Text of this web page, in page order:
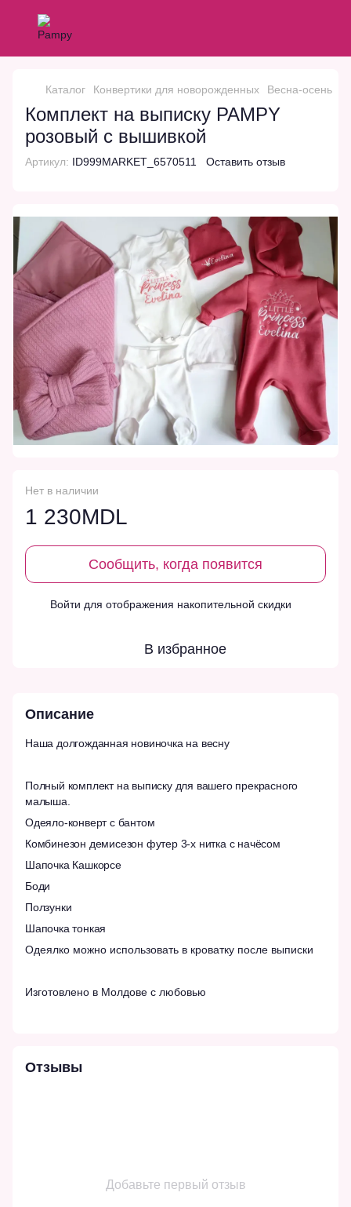
Каталог Конвертики для новорожденных Весна-осень
Комплект на выписку PAMPY
розовый с вышивкой
Артикул: ID999MARKET_6570511 Оставить отзыв
Нет в наличии
1 230MDL
Сообщить, когда появится
Войти для отображения накопительной скидки
В избранное
Описание
Наша долгожданная новиночка на весну
Полный комплект на выписку для вашего прекрасного
малыша.
Одеяло-конверт с бантом
Комбинезон демисезон футер 3-х нитка с начёсом
Шапочка Кашкорсе
Боди
Ползунки
Шапочка тонкая
Одеялко можно использовать в кроватку после выписки
Изготовлено в Молдове с любовью
Отзывы
Добавьте первый отзыв